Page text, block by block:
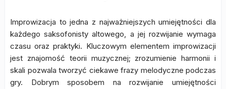
Improwizacja to jedna z najważniejszych umiejętności dla
każdego saksofonisty altowego, a jej rozwijanie wymaga
czasu oraz praktyki. Kluczowym elementem improwizacji
jest znajomość teorii muzycznej; zrozumienie harmonii i
skali pozwala tworzyć ciekawe frazy melodyczne podczas
gry. Dobrym sposobem na rozwijanie umiejętności